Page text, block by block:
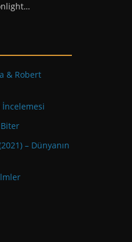
& Robert
İncelemesi
– Dünyanın